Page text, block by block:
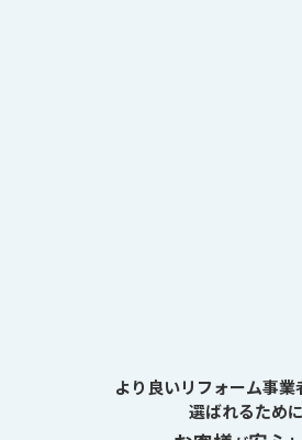
より良いリフォーム事業
選ばれるために